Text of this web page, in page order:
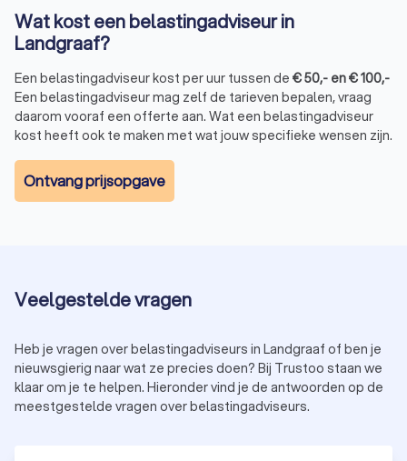
Wat kost een belastingadviseur in
Landgraaf?
Een belastingadviseur kost per uur tussen de €50,- en€100,-
Een belastingadviseur mag zelf de tarieven bepalen, vraag
daarom vooraf een offerte aan. Wat een belastingadviseur
kost heeft ook te maken met wat jouw specifieke wensen zijn.
Ontvang prijsopgave
Veelgestelde vragen
Heb je vragen over belastingadviseurs in Landgraaf of ben je
nieuwsgierig naar wat ze precies doen? Bij Trustoo staan we
klaar om je te helpen. Hieronder vind je de antwoorden op de
meestgestelde vragen over belastingadviseurs.